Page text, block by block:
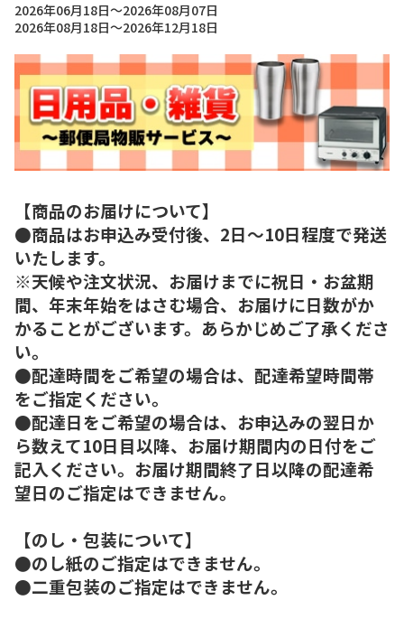
2026年06月18日～2026年08月07日
2026年08月18日～2026年12月18日
【商品のお届けについて】
●商品はお申込み受付後、2日～10日程度で発送
いたします。
※天候や注文状況、お届けまでに祝日・お盆期
間、年末年始をはさむ場合、お届けに日数がか
かることがございます。あらかじめご了承くださ
い。
●配達時間をご希望の場合は、配達希望時間帯
をご指定ください。
●配達日をご希望の場合は、お申込みの翌日か
ら数えて10日目以降、お届け期間内の日付をご
記入ください。お届け期間終了日以降の配達希
望日のご指定はできません。
【のし・包装について】
●のし紙のご指定はできません。
●二重包装のご指定はできません。